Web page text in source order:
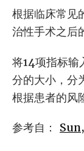
根据临床常见
治性手术之后
将14项指标输
分的大小，分
根据患者的风
参考自：